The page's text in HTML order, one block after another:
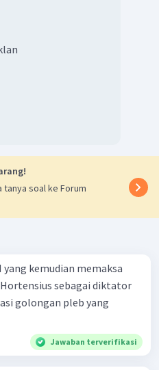
tanya soal ke Forum
yang kemudian memaksa
sebagai diktator
golongan pleb yang
Jawaban terverifikasi